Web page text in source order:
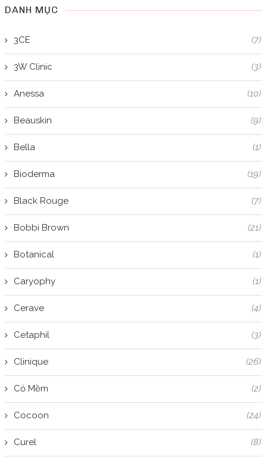
DANH MỤC
3CE (7)
3W Clinic (3)
Anessa (10)
Beauskin (9)
Bella (1)
Bioderma (19)
Black Rouge (7)
Bobbi Brown (21)
Botanical (1)
Caryophy (1)
Cerave (4)
Cetaphil (3)
Clinique (26)
Cỏ Mềm (2)
Cocoon (24)
Curel (8)